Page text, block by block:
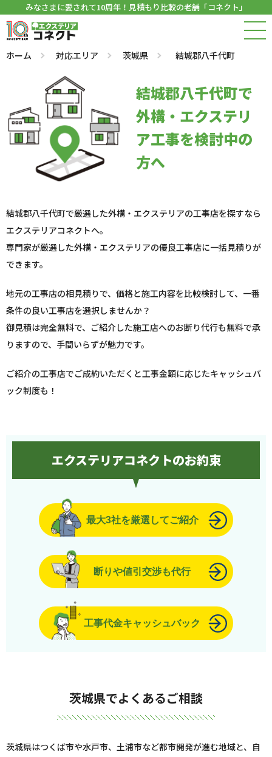
みなさまに愛されて10周年！見積もり比較の老舗「コネクト」
ホーム 対応エリア 茨城県 結城郡八千代町
結城郡八千代町で
外構・エクステリ
ア工事を検討中の
方へ
結城郡八千代町で厳選した外構・エクステリアの工事店を探すなら
エクステリアコネクトへ。
専門家が厳選した外構・エクステリアの優良工事店に一括見積りが
できます。
地元の工事店の相見積りで、価格と施工内容を比較検討して、一番
条件の良い工事店を選択しませんか？
御見積は完全無料で、ご紹介した施工店へのお断り代行も無料で承
りますので、手間いらずが魅力です。
ご紹介の工事店でご成約いただくと工事金額に応じたキャッシュバ
ック制度も！
エクステリアコネクトのお約束
最大3社を厳選してご紹介
断りや値引交渉も代行
工事代金キャッシュバック
茨城県でよくあるご相談
茨城県はつくば市や水戸市、土浦市など都市開発が進む地域と、自